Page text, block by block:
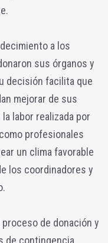
a los
sus órganos y
decisión facilita que
mejorar de sus
labor realizada por
profesionales
un clima favorable
los coordinadores y
de donación y
de contingencia